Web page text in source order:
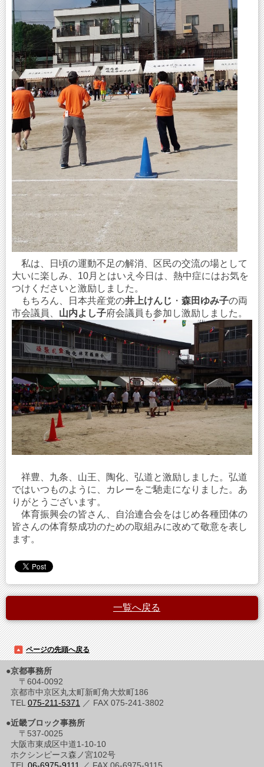
私は、日頃の運動不足の解消、区民の交流の場として
大いに楽しみ、10月とはいえ今日は、熱中症にはお気を
つけくださいと激励しました。
もちろん、日本共産党の井上けんじ ・ 森田ゆみ子の両
市会議員、 山内よし子府会議員も参加し激励しました。
祥豊、九条、山王、陶化、弘道と激励しました。弘道
ではいつものように、カレーをご馳走になりました。あ
りがとうございます。
体育振興会の皆さん、自治連合会をはじめ各種団体の
皆さんの体育祭成功のための取組みに改めて敬意を表し
ます。
一覧へ戻る
ページの先頭へ戻る
●京都事務所
〒604-0092
京都市中京区丸太町新町角大炊町186
TEL 075-211-5371 ／ FAX 075-241-3802
●近畿ブロック事務所
〒537-0025
大阪市東成区中道1-10-10
ホクシンピース森ノ宮102号